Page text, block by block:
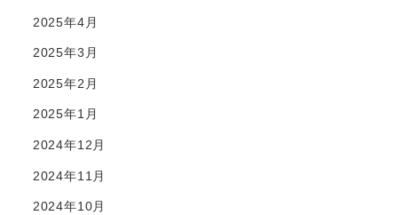
2025年4月
2025年3月
2025年2月
2025年1月
2024年12月
2024年11月
2024年10月